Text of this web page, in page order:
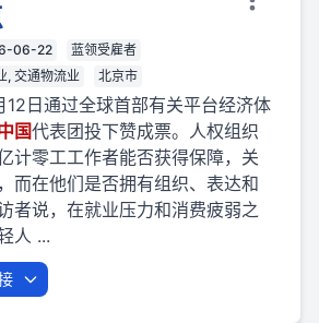
06-22
蓝领受雇者
, 交通物流业
北京市
12日通过全球首部有关平台经济体
国代表团投下赞成票。人权组织
计零工工作者能否获得保障，关
而在他们是否拥有组织、表达和
者说，在就业压力和消费疲弱之
人 ...